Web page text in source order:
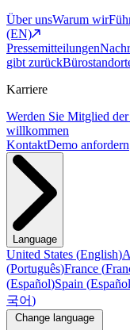
Über unsWarum wir
(EN)
Pressemitteilungen
gibt zurück
Karriere
Werden Sie Mitglied
willkommen
KontaktDemo anfordern
Language
United States (English)
(Português)France (
(Español)Spain (Español
국어)
Change language